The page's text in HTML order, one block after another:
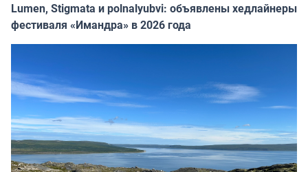
Lumen, Stigmata и polnalyubvi: объявлены хедлайнеры
фестиваля «Имандра» в 2026 года